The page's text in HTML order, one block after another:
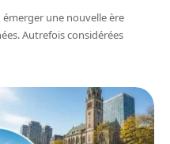
une nouvelle ère
Autrefois considérées